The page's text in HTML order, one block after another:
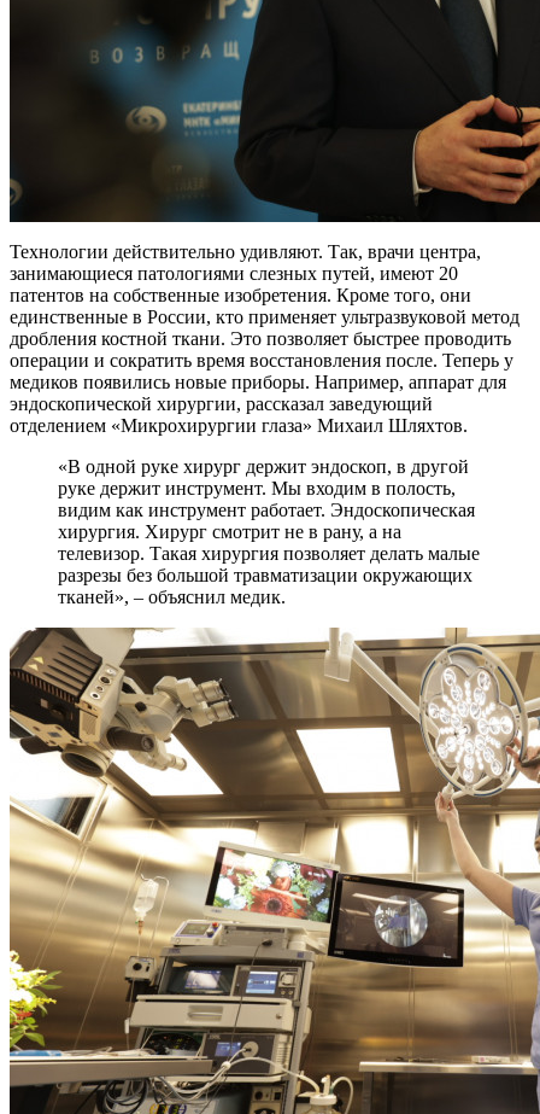
Технологии действительно удивляют. Так, врачи центра,
занимающиеся патологиями слезных путей, имеют 20
патентов на собственные изобретения. Кроме того, они
единственные в России, кто применяет ультразвуковой метод
дробления костной ткани. Это позволяет быстрее проводить
операции и сократить время восстановления после. Теперь у
медиков появились новые приборы. Например, аппарат для
эндоскопической хирургии, рассказал заведующий
отделением «Микрохирургии глаза» Михаил Шляхтов.
«В одной руке хирург держит эндоскоп, в другой
руке держит инструмент. Мы входим в полость,
видим как инструмент работает. Эндоскопическая
хирургия. Хирург смотрит не в рану, а на
телевизор. Такая хирургия позволяет делать малые
разрезы без большой травматизации окружающих
тканей», – объяснил медик.